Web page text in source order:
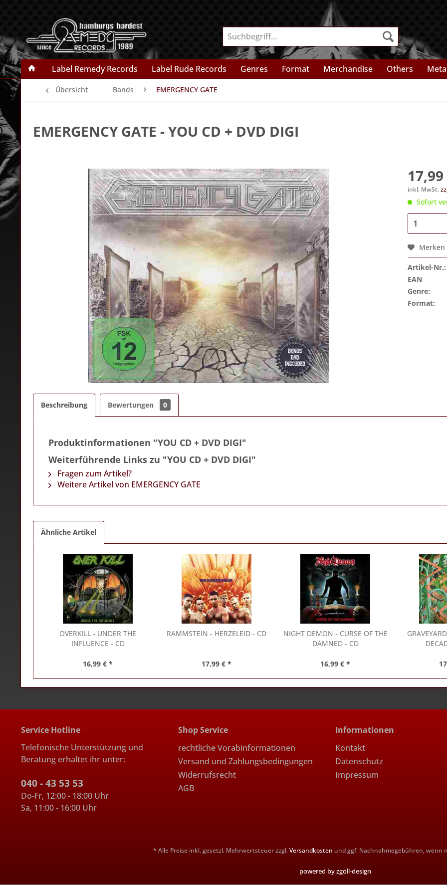
Label Remedy Records Label Rude Records Genres Format Merchandise Others
Übersicht Bands EMERGENCY GATE
EMERGENCY GATE - YOU CD + DVD DIGI
inkl. MwSt.
Sofort
Merken
Artikel-Nr.:
EAN
Genre:
Format:
Beschreibung Bewertungen 0
Produktinformationen "YOU CD + DVD DIGI"
Weiterführende Links zu "YOU CD + DVD DIGI"
Fragen zum Artikel?
Weitere Artikel von EMERGENCY GATE
Ähnliche Artikel
OVERKILL - UNDER THE
INFLUENCE - CD
16,99 € *
RAMMSTEIN - HERZELEID - CD
17,99 € *
NIGHT DEMON - CURSE OF THE
DAMNED - CD
16,99 € *
GRAVEYARD
Service Hotline
Telefonische Unterstützung und
Beratung erhaltet ihr unter:
040 - 43 53 53
Do-Fr, 12:00 - 18:00 Uhr
Sa, 11:00 - 16:00 Uhr
Shop Service
rechtliche Vorabinformationen
Versand und Zahlungsbedingungen
Widerrufsrecht
AGB
Informationen
Kontakt
Datenschutz
Impressum
* Alle Preise inkl. gesetzl. Mehrwertsteuer zzgl.Versandkosten und ggf. Nachnahmegebühren, wenn
powered by zgoll-design